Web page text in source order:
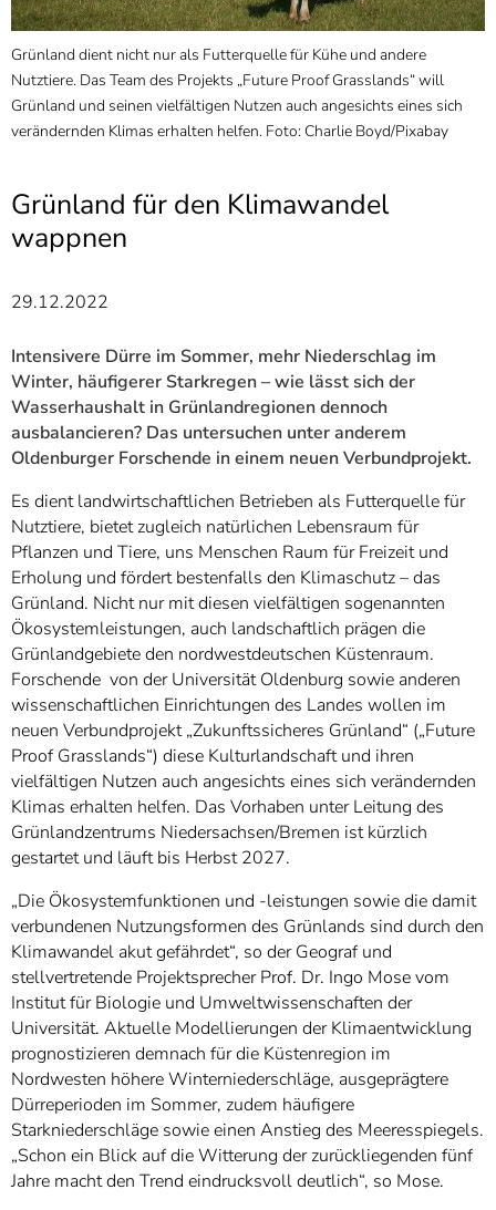
Grünland dient nicht nur als Futterquelle für Kühe und andere
Nutztiere. Das Team des Projekts „Future Proof Grasslands“ will
Grünland und seinen vielfältigen Nutzen auch angesichts eines sich
verändernden Klimas erhalten helfen. Foto: Charlie Boyd/Pixabay
Grünland für den Klimawandel
wappnen
29.12.2022
Intensivere Dürre im Sommer, mehr Niederschlag im
Winter, häufigerer Starkregen – wie lässt sich der
Wasserhaushalt in Grünlandregionen dennoch
ausbalancieren? Das untersuchen unter anderem
Oldenburger Forschende in einem neuen Verbundprojekt.
Es dient landwirtschaftlichen Betrieben als Futterquelle für
Nutztiere, bietet zugleich natürlichen Lebensraum für
Pflanzen und Tiere, uns Menschen Raum für Freizeit und
Erholung und fördert bestenfalls den Klimaschutz – das
Grünland. Nicht nur mit diesen vielfältigen sogenannten
Ökosystemleistungen, auch landschaftlich prägen die
Grünlandgebiete den nordwestdeutschen Küstenraum.
Forschende von der Universität Oldenburg sowie anderen
wissenschaftlichen Einrichtungen des Landes wollen im
neuen Verbundprojekt „Zukunftssicheres Grünland“ („Future
Proof Grasslands“) diese Kulturlandschaft und ihren
vielfältigen Nutzen auch angesichts eines sich verändernden
Klimas erhalten helfen. Das Vorhaben unter Leitung des
Grünlandzentrums Niedersachsen/Bremen ist kürzlich
gestartet und läuft bis Herbst 2027.
„Die Ökosystemfunktionen und -leistungen sowie die damit
verbundenen Nutzungsformen des Grünlands sind durch den
Klimawandel akut gefährdet“, so der Geograf und
stellvertretende Projektsprecher Prof. Dr. Ingo Mose vom
Institut für Biologie und Umweltwissenschaften der
Universität. Aktuelle Modellierungen der Klimaentwicklung
prognostizieren demnach für die Küstenregion im
Nordwesten höhere Winterniederschläge, ausgeprägtere
Dürreperioden im Sommer, zudem häufigere
Starkniederschläge sowie einen Anstieg des Meeresspiegels.
„Schon ein Blick auf die Witterung der zurückliegenden fünf
Jahre macht den Trend eindrucksvoll deutlich“, so Mose.